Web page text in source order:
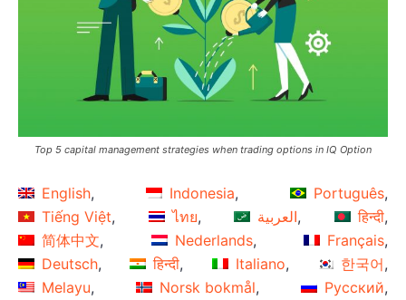
Top 5 capital management strategies when trading options in IQ Option
English Indonesia
Português
Tiếng Việt
ไทย العربية
हिन्दी
简体中文
Nederlands
Français
Deutsch
हिन्दी Italiano
한국어
Melayu
Norsk bokmål
Русский